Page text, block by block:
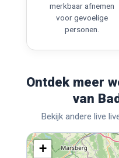
merkbaar afnemen
voor gevoelige
personen.
Ontdek meer
van
Bekijk andere live
+